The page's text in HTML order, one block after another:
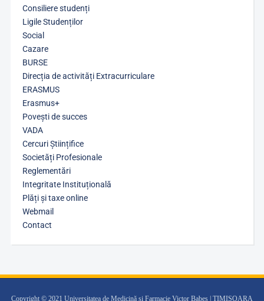
Consiliere studenți
Ligile Studenților
Social
Cazare
BURSE
Direcția de activități Extracurriculare
ERASMUS
Erasmus+
Povești de succes
VADA
Cercuri Științifice
Societăți Profesionale
Reglementări
Integritate Instituțională
Plăți și taxe online
Webmail
Contact
Copyright © 2021 Universitatea de Medicină și Farmacie Victor Babeș | TIMIȘOARA